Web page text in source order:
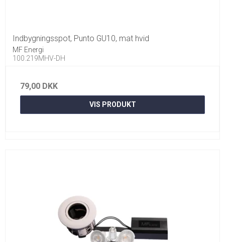
Indbygningsspot, Punto GU10, mat hvid
MF Energi
100.219MHV-DH
79,00 DKK
VIS PRODUKT